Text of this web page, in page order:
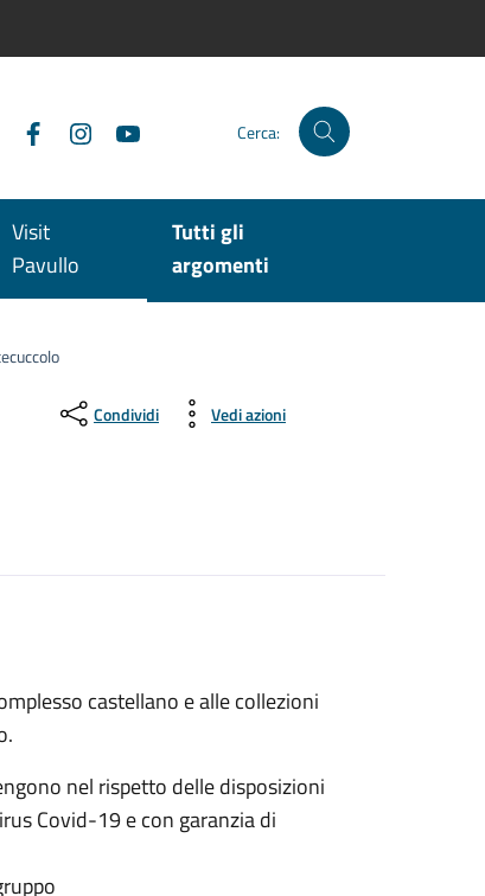
FacebookInstagram Cerca:
Visit
Pavullo
Tutti gli
argomenti
Condividi Vedi azioni
castellano e alle collezioni
nel rispetto delle disposizioni
Covid-19 e con garanzia di